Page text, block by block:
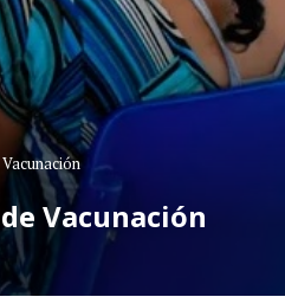
Vacunación